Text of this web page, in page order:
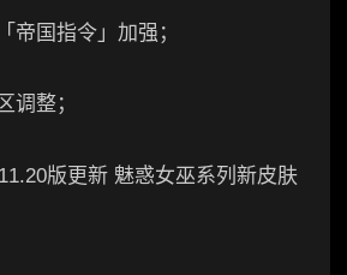
国指令」加强；
整；